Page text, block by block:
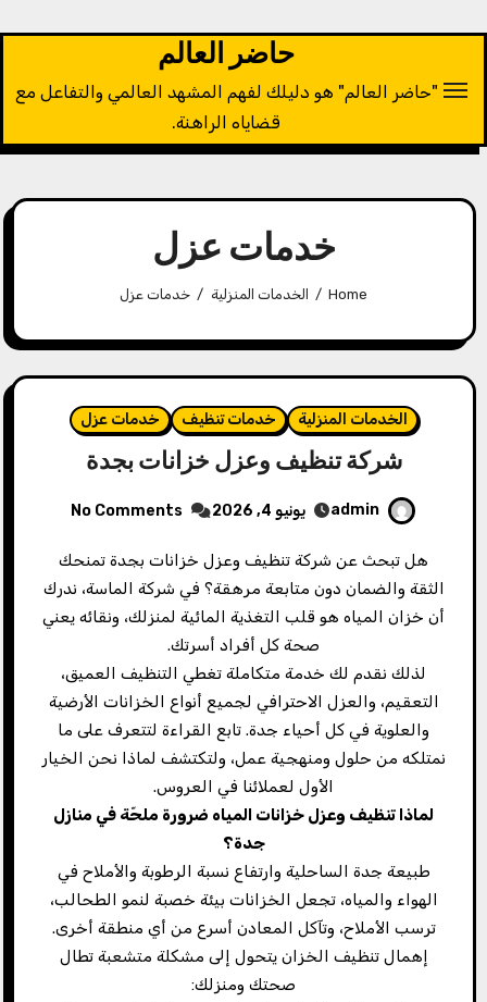
حاضر العالم
"حاضر العالم" هو دليلك لفهم المشهد العالمي والتفاعل مع
قضاياه الراهنة.
خدمات عزل
Home الخدمات المنزلية خدمات عزل
الخدمات المنزلية خدمات تنظيف خدمات عزل
شركة تنظيف وعزل خزانات بجدة
admin يونيو 4, 2026 No Comments
هل تبحث عن شركة تنظيف وعزل خزانات بجدة تمنحك
الثقة والضمان دون متابعة مرهقة؟ في شركة الماسة، ندرك
أن خزان المياه هو قلب التغذية المائية لمنزلك، ونقائه يعني
صحة كل أفراد أسرتك.
لذلك نقدم لك خدمة متكاملة تغطي التنظيف العميق،
التعقيم، والعزل الاحترافي لجميع أنواع الخزانات الأرضية
والعلوية في كل أحياء جدة. تابع القراءة لتتعرف على ما
نمتلكه من حلول ومنهجية عمل، ولتكتشف لماذا نحن الخيار
الأول لعملائنا في العروس.
لماذا تنظيف وعزل خزانات المياه ضرورة ملحّة في منازل
جدة؟
طبيعة جدة الساحلية وارتفاع نسبة الرطوبة والأملاح في
الهواء والمياه، تجعل الخزانات بيئة خصبة لنمو الطحالب،
ترسب الأملاح، وتآكل المعادن أسرع من أي منطقة أخرى.
إهمال تنظيف الخزان يتحول إلى مشكلة متشعبة تطال
صحتك ومنزلك: